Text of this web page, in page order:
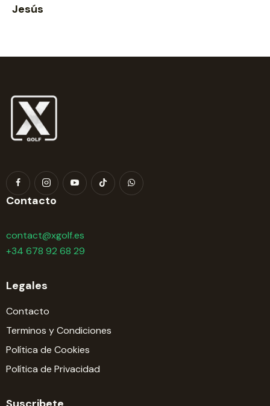
Jesús
Contacto
contact@xgolf.es
+34 678 92 68 29
Legales
Contacto
Terminos y Condiciones
Política de Cookies
Política de Privacidad